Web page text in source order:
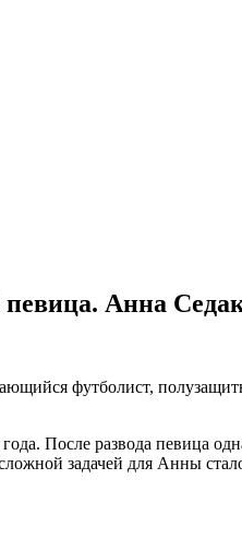
певица. Анна
футболист,
После развода певица
задачей для Анны стало